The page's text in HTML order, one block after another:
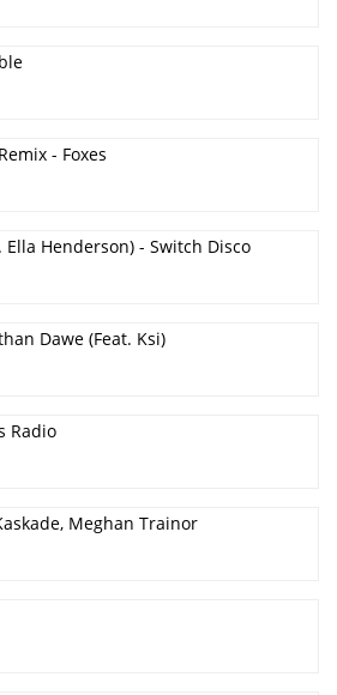
- Foxes
Ella Henderson) - Switch Disco
Dawe (Feat. Ksi)
Radio
Meghan Trainor